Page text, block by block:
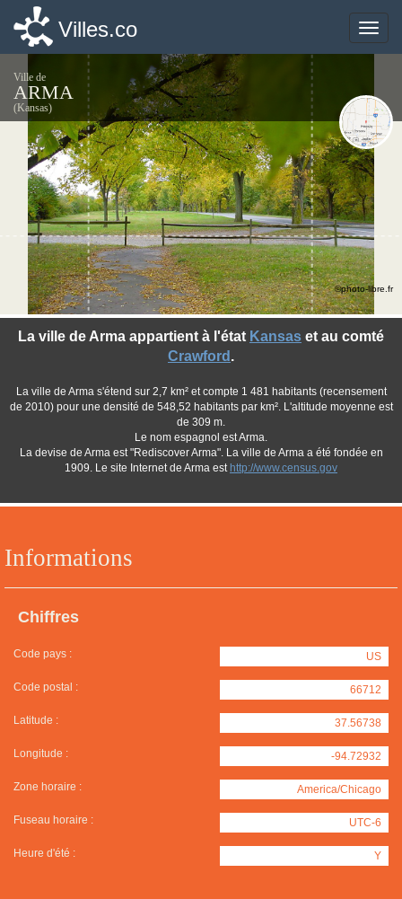
Toggle
Villes.co
Ville de
ARMA
(Kansas)
Informations
Chiffres
Code pays : US
Code postal : 66712
Latitude : 37.56738
Longitude : -94.72932
Zone horaire : America/Chicago
Fuseau horaire : UTC-6
Heure d'été : Y
La ville de Arma appartient à l'état Kansas et au comté
Crawford .
La ville de Arma s'étend sur 2,7 km² et compte 1 481 habitants (recensement
de 2010) pour une densité de 548,52 habitants par km². L'altitude moyenne est
de 309 m.
Le nom espagnol est Arma.
La devise de Arma est "Rediscover Arma". La ville de Arma a été fondée en
1909. Le site Internet de Arma est http://www.census.gov
©photo-libre.fr
Toggle
Villes.co